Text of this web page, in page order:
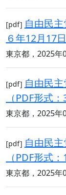
[pdf] 自由民
６年12月17
東京都，2025年
[pdf] 自由民
（PDF形式：
東京都，2025年
[pdf] 自由民
（PDF形式：
東京都，2025年